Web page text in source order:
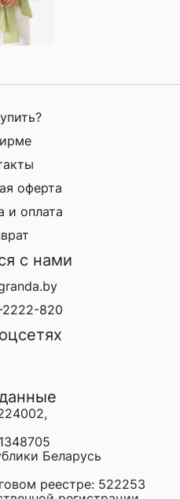
оферта
и оплата
с нами
820
Беларусь
реестре: 522253